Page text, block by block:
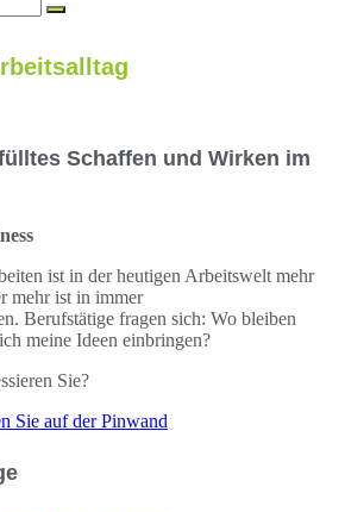
Schaffen und Wirken im
ist in der heutigen Arbeitswelt mehr
mehr ist in immer
Berufstätige fragen sich: Wo bleiben
meine Ideen einbringen?
Sie?
Sie auf der Pinwand